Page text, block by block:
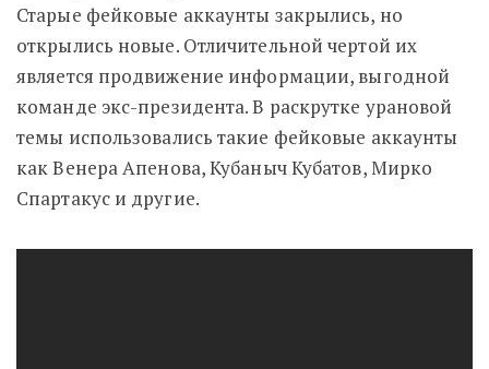
Старые фейковые аккаунты закрылись, но
открылись новые. Отличительной чертой их
является продвижение информации, выгодной
команде экс-президента. В раскрутке урановой
темы использовались такие фейковые аккаунты
как Венера Апенова, Кубаныч Кубатов, Мирко
Спартакус и другие.